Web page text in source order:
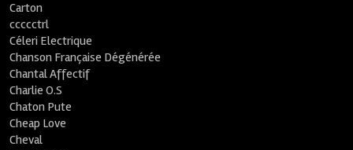
Carton
ccccctrl
Céleri Electrique
Chanson Française Dégénérée
Chantal Affectif
Charlie O.S
Chaton Pute
Cheap Love
Cheval